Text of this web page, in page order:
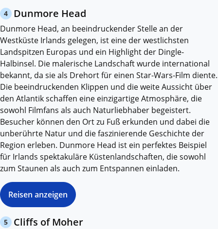
4 Dunmore Head
Dunmore Head, an beeindruckender Stelle an der
Westküste Irlands gelegen, ist eine der westlichsten
Landspitzen Europas und ein Highlight der Dingle-
Halbinsel. Die malerische Landschaft wurde international
bekannt, da sie als Drehort für einen Star-Wars-Film diente.
Die beeindruckenden Klippen und die weite Aussicht über
den Atlantik schaffen eine einzigartige Atmosphäre, die
sowohl Filmfans als auch Naturliebhaber begeistert.
Besucher können den Ort zu Fuß erkunden und dabei die
unberührte Natur und die faszinierende Geschichte der
Region erleben. Dunmore Head ist ein perfektes Beispiel
für Irlands spektakuläre Küstenlandschaften, die sowohl
zum Staunen als auch zum Entspannen einladen.
Reisen anzeigen
5 Cliffs of Moher